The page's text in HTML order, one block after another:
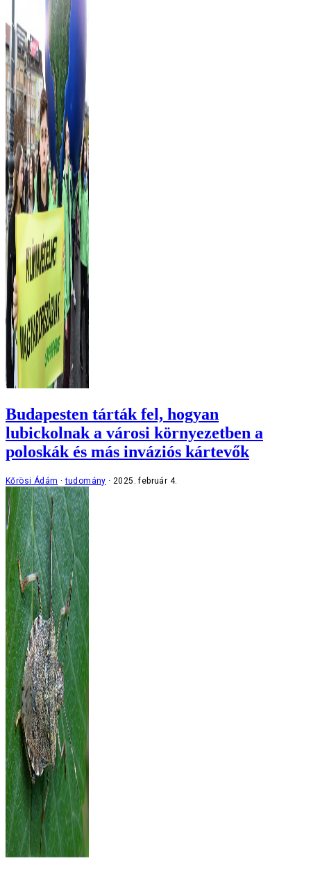
Budapesten tárták fel, hogyan
lubickolnak a városi környezetben a
poloskák és más inváziós kártevők
Kőrösi Ádám tudomány 2025. február 4.